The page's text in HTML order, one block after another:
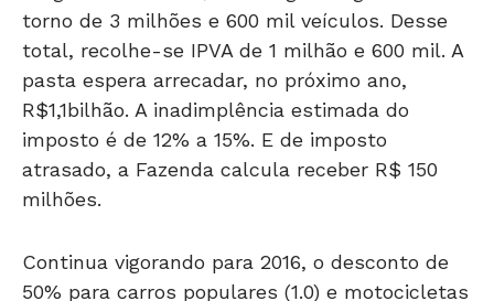
total, recolhe-se IPVA de 1 milhão e 600 mil. A
pasta espera arrecadar, no próximo ano,
R$1,1bilhão. A inadimplência estimada do
imposto é de 12% a 15%. E de imposto
atrasado, a Fazenda calcula receber R$ 150
milhões.
50% para carros populares (1.0) e motocicletas
(125 cc), desde que o veículo não tenha sido